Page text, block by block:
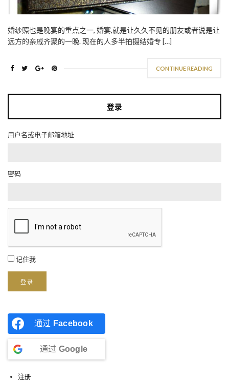
婚纱照也是晚宴的重点之一, 婚宴,就是让久久不见的朋友或者说是让
远方的亲戚齐聚的一晚. 现在的人多半拍摄结婚专 […]
CONTINUE READING
登录
用户名或电子邮箱地址
密码
记住我
登录
通过 Facebook
通过 Google
注册